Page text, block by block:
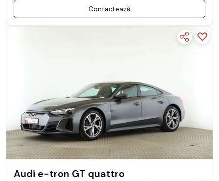
Contactează
Audi e-tron GT quattro